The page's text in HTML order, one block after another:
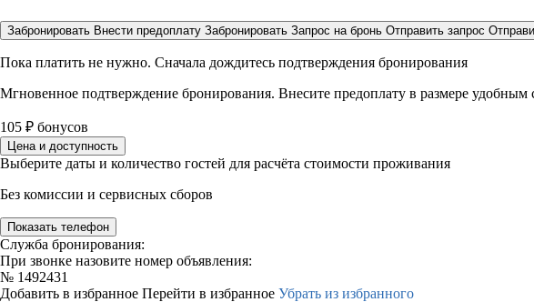
Забронировать Внести предоплату Забронировать Запрос на бронь Отправить запрос
Пока платить не нужно. Сначала дождитесь подтверждения бронирования
Мгновенное подтверждение бронирования. Внесите предоплату в размере удобным
105 ₽ бонусов
Цена и доступность
Выберите даты и количество гостей для расчёта стоимости проживания
Без комиссии и сервисных сборов
Показать телефон
Служба бронирования:
При звонке назовите номер объявления:
№ 1492431
Добавить в избранное Перейти в избранное Убрать из избранного